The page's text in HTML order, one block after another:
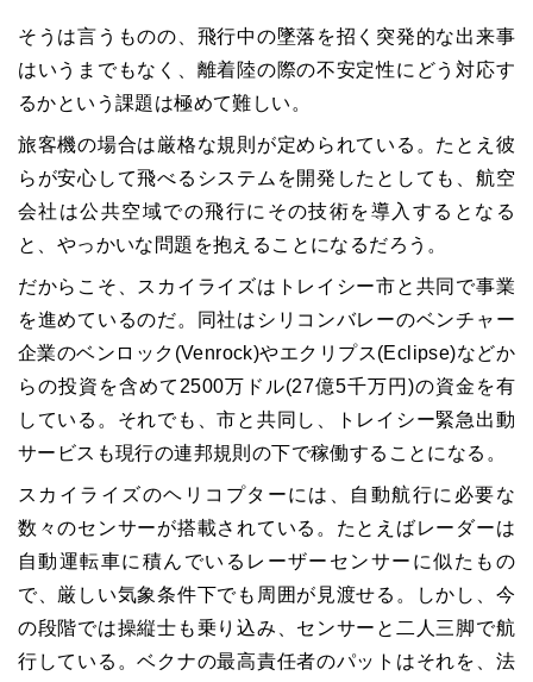
そうは言うものの、飛行中の墜落を招く突発的な出来事
はいうまでもなく、離着陸の際の不安定性にどう対応す
るかという課題は極めて難しい。
旅客機の場合は厳格な規則が定められている。たとえ彼
らが安心して飛べるシステムを開発したとしても、航空
会社は公共空域での飛行にその技術を導入するとなる
と、やっかいな問題を抱えることになるだろう。
だからこそ、スカイライズはトレイシー市と共同で事業
を進めているのだ。同社はシリコンバレーのベンチャー
企業のベンロック(Venrock)やエクリプス(Eclipse)などか
らの投資を含めて2500万ドル(27億5千万円)の資金を有
している。それでも、市と共同し、トレイシー緊急出動
サービスも現行の連邦規則の下で稼働することになる。
スカイライズのヘリコプターには、自動航行に必要な
数々のセンサーが搭載されている。たとえばレーダーは
自動運転車に積んでいるレーザーセンサーに似たもの
で、厳しい気象条件下でも周囲が見渡せる。しかし、今
の段階では操縦士も乗り込み、センサーと二人三脚で航
行している。ベクナの最高責任者のパットはそれを、法